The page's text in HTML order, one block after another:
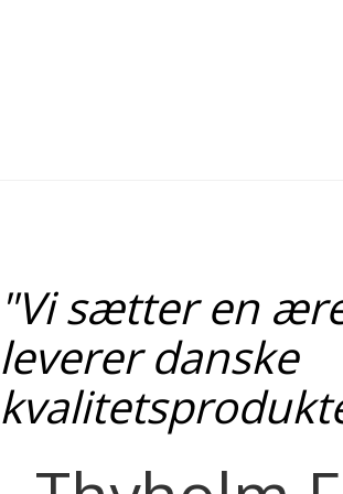
"Vi sætter en
leverer danske